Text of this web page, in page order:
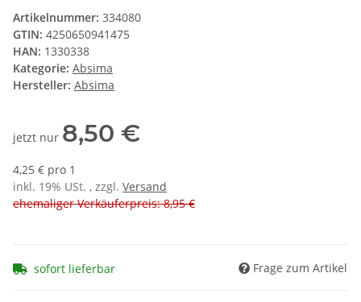
Artikelnummer: 334080
GTIN: 4250650941475
HAN: 1330338
Kategorie: Absima
Hersteller: Absima
jetzt nur 8,50 €
4,25 € pro 1
inkl. 19% USt. , zzgl. Versand
ehemaliger Verkäuferpreis: 8,95 €
sofort lieferbar Frage zum Artikel